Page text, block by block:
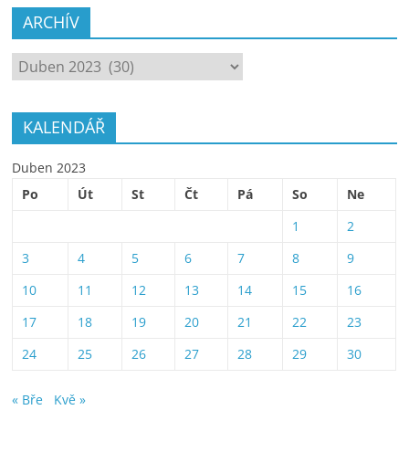
ARCHÍV
ARCHÍV
KALENDÁŘ
Duben 2023
Po
Út St Čt Pá So
Ne
1
2
3
4 5 6 7 8
9
10
11 12 13 14 15
16
17
18 19 20 21 22
23
24
25 26 27 28 29 30
« Bře Kvě »